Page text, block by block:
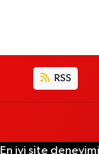
RSS
En iyi site
YAŞAM